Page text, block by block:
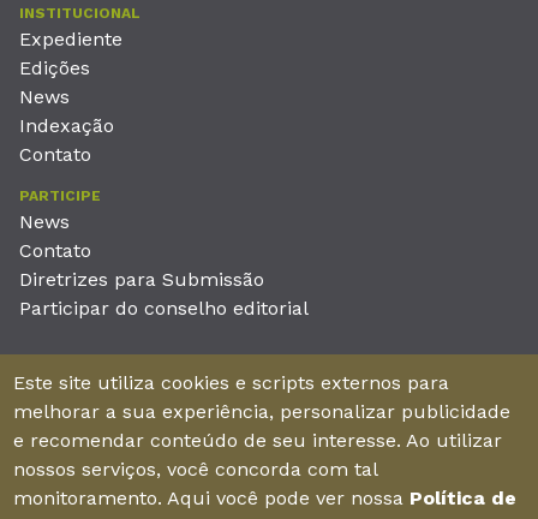
INSTITUCIONAL
Expediente
Edições
News
Indexação
Contato
PARTICIPE
News
Contato
Diretrizes para Submissão
Participar do conselho editorial
Unieducar Inteligência Educacional Ltda
CNPJ: 05.569.970/0001-26
Av. Desembargador Moreira, No. 2001 – 11º andar - Bairro
Aldeota
Fortaleza – Ceará - Brasil - CEP 60170-001
Este site utiliza cookies e scripts externos para
melhorar a sua experiência, personalizar publicidade
e recomendar conteúdo de seu interesse. Ao utilizar
nossos serviços, você concorda com tal
monitoramento. Aqui você pode ver nossa Política de